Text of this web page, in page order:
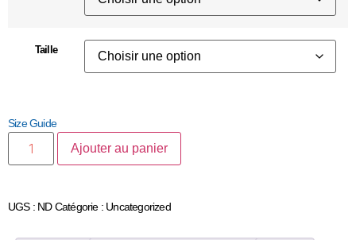
Taille
Size Guide
Ajouter au panier
UGS : ND Catégorie : Uncategorized